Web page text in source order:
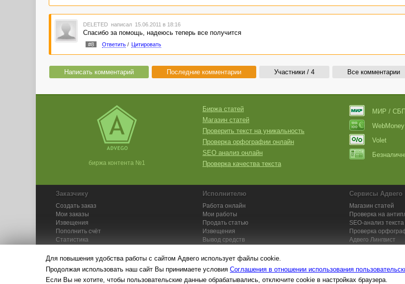
DELETED написал 15.06.2011 в 18:16
Спасибо за помощь, надеюсь теперь все получится
#8 Ответить/ Цитировать
Написать комментарий Последние комментарии Участники / 4 Все комментарии
биржа контента №1
Биржа статей
Магазин статей
Проверить текст на уникальность
Проверка орфографии онлайн
SEO анализ онлайн
Проверка качества текста
МИР / СБП
WebMoney
Volet
Заказчику
Создать заказ
Мои заказы
Извещения
Пополнить счёт
Статистика
Исполнителю
Работа онлайн
Мои работы
Продать статью
Извещения
Вывод средств
Сервисы Адвего
Магазин статей
Проверка на
SEO-анализ текста
Проверка
Адвего Лингвист
Для повышения удобства работы с сайтом Адвего использует файлы cookie.
Продолжая использовать наш сайт Вы принимаете условия Соглашения в отношении использования
Если Вы не хотите, чтобы пользовательские данные обрабатывались, отключите cookie в настройках браузера.